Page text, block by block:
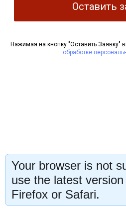
Оставить
Нажимая на кнопку "Оставить Заявку"
обработке
Your browser is not
use the latest
Firefox or Safari.